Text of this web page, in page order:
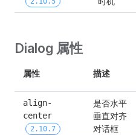
Dialog 属性
属性 描述
align-
center
2.10.7
是否水平
垂直对齐
对话框